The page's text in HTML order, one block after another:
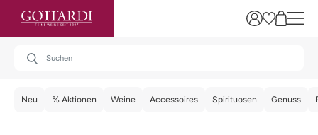
Neu % Aktionen Weine Accessoires Spirituosen Genuss